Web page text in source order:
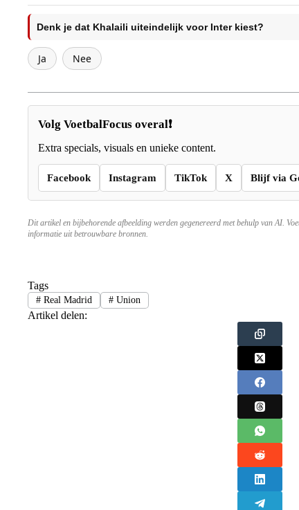
Denk je dat Khalaili uiteindelijk voor Inter kiest?
Ja Nee
Volg VoetbalFocus overal❗
Extra specials, visuals en unieke content.
Facebook Instagram TikTok X Blijf via
Dit artikel en bijbehorende afbeelding werden gegenereerd met behulp van AI.
informatie uit betrouwbare bronnen.
Tags
#Real Madrid #Union
Artikel delen: